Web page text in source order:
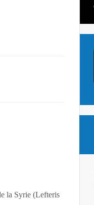
la Syrie (Lefteris